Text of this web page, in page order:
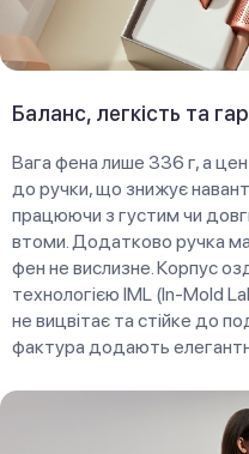
Баланс, легкість та
Вага фена лише 336 г, а
до ручки, що знижує
працюючи з густим чи
втоми. Додатково ручка
фен не вислизне. Корпус
технологією IML (In-Mold
не вицвітає та стійке до
фактура додають